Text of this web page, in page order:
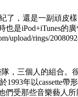
了，還是一副頑皮
也是iPod+iTunes的
upload/rings/
，三個人的組合。
1993年以cassette
受那些音樂藝人所